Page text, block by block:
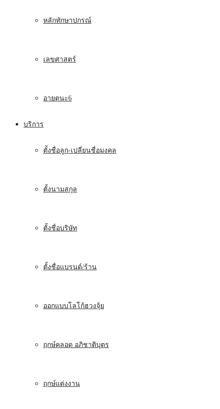
หลักทักษาปกรณ์
เลขศาสตร์
อายตนะ6
บริการ
ตั้งชื่อลูก-เปลี่ยนชื่อมงคล
ตั้งนามสกุล
ตั้งชื่อบริษัท
ตั้งชื่อแบรนด์/ร้าน
ออกแบบโลโก้ฮวงจุ้ย
ฤกษ์คลอด อภิชาติบุตร
ฤกษ์แต่งงาน